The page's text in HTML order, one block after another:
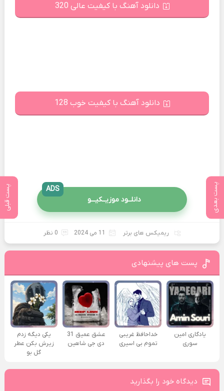
پست بعدی پست قبلی
دانلود آهنگ با کیفیت عالی 320
دانلود آهنگ با کیفیت خوب 128
دانلــود موزیــکیـــو
ADS
ریمیکس های برتر 11 می 2024 0 نظر
پست های پیشنهادی
یادگاری امین
سوری
خداحافظ غریبی
تموم بی اسیری
عشق عمیق 31
دی جی شاهین
یکی دیگه زدم
زیرش بکن عطر
گل بو
دیدگاه خود را بگذارید